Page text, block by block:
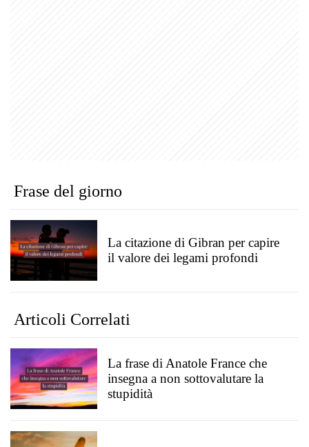
Frase del giorno
La citazione di Gibran per capire
il valore dei legami profondi
Articoli Correlati
La frase di Anatole France che
insegna a non sottovalutare la
stupidità